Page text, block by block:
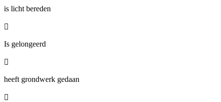
is licht bereden

Is gelongeerd

heeft grondwerk gedaan
